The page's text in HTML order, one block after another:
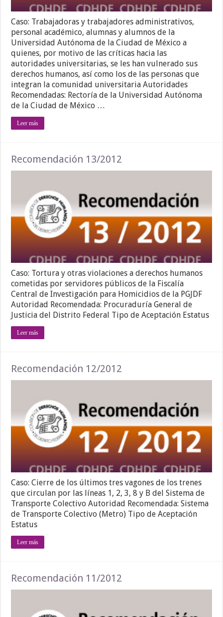
Caso: Trabajadoras y trabajadores administrativos,
personal académico, alumnas y alumnos de la
Universidad Autónoma de la Ciudad de México a
quienes, por motivo de las críticas hacia las
autoridades universitarias, se les han vulnerado sus
derechos humanos, así como los de las personas que
integran la comunidad universitaria Autoridades
Recomendadas: Rectoría de la Universidad Autónoma
de la Ciudad de México …
Leer más
Recomendación 13/2012
Caso: Tortura y otras violaciones a derechos humanos
cometidas por servidores públicos de la Fiscalía
Central de Investigación para Homicidios de la PGJDF
Autoridad Recomendada: Procuraduría General de
Justicia del Distrito Federal Tipo de Aceptación Estatus
Leer más
Recomendación 12/2012
Caso: Cierre de los últimos tres vagones de los trenes
que circulan por las líneas 1, 2, 3, 8 y B del Sistema de
Transporte Colectivo Autoridad Recomendada: Sistema
de Transporte Colectivo (Metro) Tipo de Aceptación
Estatus
Leer más
Recomendación 11/2012